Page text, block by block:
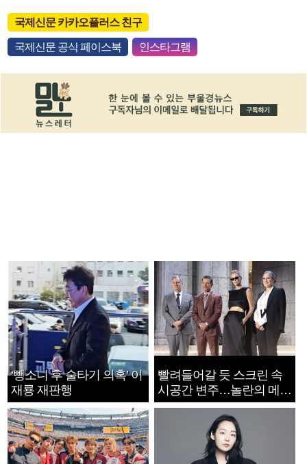
국제신문 카카오플러스 친구
국제신문 공식 페이스북 인스타그램
‘뺑소니 후 술타기 의혹’ 이
재룡 재판행
빨려들어갈 듯 스크린 속
시공간 변주…놀란의 메시
지는 ‘전쟁 속죄’